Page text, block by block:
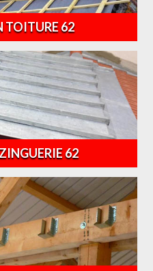
TOITURE 62
62